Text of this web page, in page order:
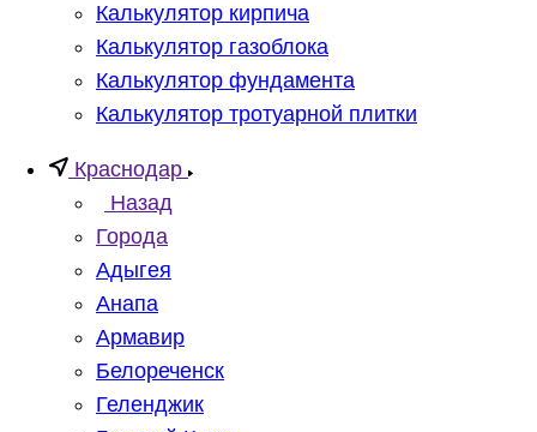
Калькулятор кирпича
Калькулятор газоблока
Калькулятор фундамента
Калькулятор тротуарной плитки
Краснодар
Назад
Города
Адыгея
Анапа
Армавир
Белореченск
Геленджик